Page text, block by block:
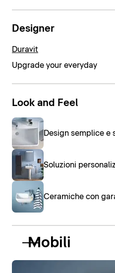
Designer
Duravit
Upgrade your everyday
Look and Feel
Design semplice e
Soluzioni
Ceramiche con
Mobili